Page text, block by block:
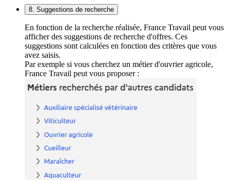
8. Suggestions de recherche
En fonction de la recherche réalisée, France Travail peut vous
afficher des suggestions de recherche d'offres. Ces
suggestions sont calculées en fonction des critères que vous
avez saisis.
Par exemple si vous cherchez un métier d'ouvrier agricole,
France Travail peut vous proposer :